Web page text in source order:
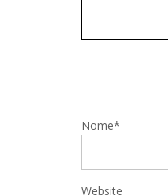
Nome*
Website